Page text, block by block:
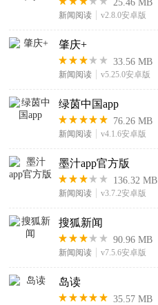
25.46 MB
新闻阅读 v2.8.0安卓版
肇庆+
33.56 MB
新闻阅读 v5.25.0安卓版
绿茵中国app
76.26 MB
新闻阅读 v4.1.6安卓版
墨汁app官方版
136.32 MB
新闻阅读 v3.7.2安卓版
搜狐新闻
90.96 MB
新闻阅读 v7.5.6安卓版
岛读
35.57 MB